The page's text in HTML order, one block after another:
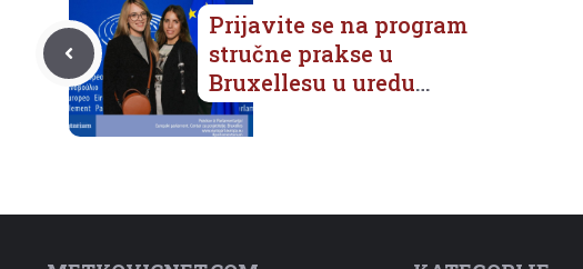
Prijavite se na program
stručne prakse u
Bruxellesu u uredu
Dubrovačko-
neretvanske županije